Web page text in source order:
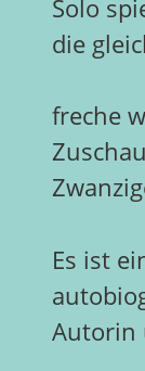
Solo
die
freche
Es ist
Autorin